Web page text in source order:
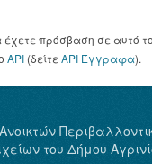
έχετε πρόσβαση σε αυτό
API (δείτε API Έγγραφα).
του Δήμου